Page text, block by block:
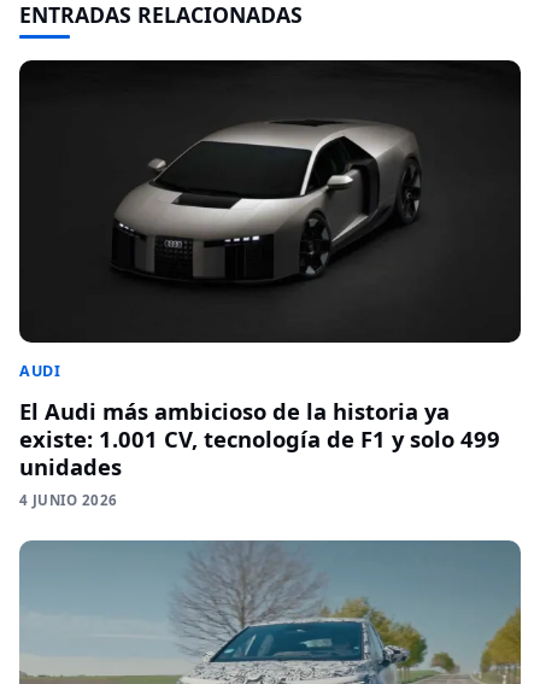
ENTRADAS RELACIONADAS
AUDI
El Audi más ambicioso de la historia ya
existe: 1.001 CV, tecnología de F1 y solo 499
unidades
4 JUNIO 2026